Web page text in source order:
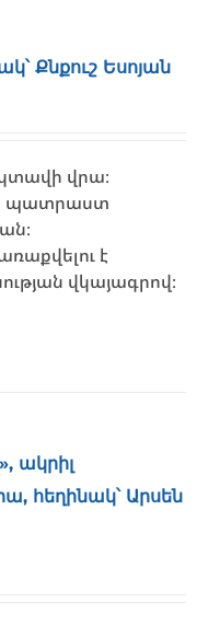
Քնքուշ Եսոյան
վրա։
պատրաստ
է
վկայագրով։
ակրիլ
հեղինակ՝ Արսեն